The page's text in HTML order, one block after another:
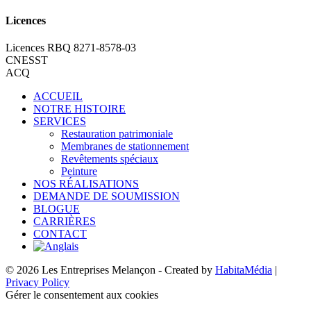
Licences
Licences RBQ 8271-8578-03
CNESST
ACQ
ACCUEIL
NOTRE HISTOIRE
SERVICES
Restauration patrimoniale
Membranes de stationnement
Revêtements spéciaux
Peinture
NOS RÉALISATIONS
DEMANDE DE SOUMISSION
BLOGUE
CARRIÈRES
CONTACT
© 2026 Les Entreprises Melançon - Created by HabitaMédia |
Privacy Policy
Gérer le consentement aux cookies